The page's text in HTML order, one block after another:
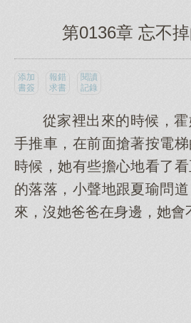
第0136章 忘不
添加
書簽
報錯
求書
閱讀
記錄
從家裡出來的時候，
手推車，在前面搶著按電
時候，她有些擔心地看了
的落落，小聲地跟夏瑜問
來，沒她爸爸在身邊，她會